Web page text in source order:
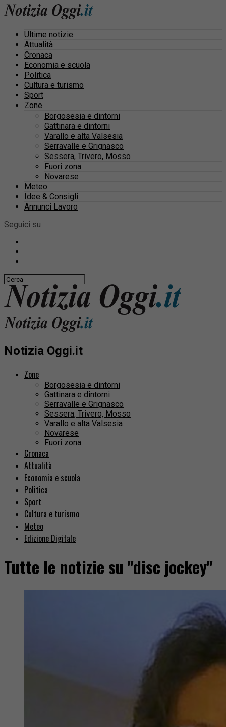
Ultime notizie
Attualità
Cronaca
Economia e scuola
Politica
Cultura e turismo
Sport
Zone
Borgosesia e dintorni
Gattinara e dintorni
Varallo e alta Valsesia
Serravalle e Grignasco
Sessera, Trivero, Mosso
Fuori zona
Novarese
Meteo
Idee & Consigli
Annunci Lavoro
Seguici su
Notizia Oggi.it
Zone
Borgosesia e dintorni
Gattinara e dintorni
Serravalle e Grignasco
Sessera, Trivero, Mosso
Varallo e alta Valsesia
Novarese
Fuori zona
Cronaca
Attualità
Economia e scuola
Politica
Sport
Cultura e turismo
Meteo
Edizione Digitale
Tutte le notizie su "disc jockey"